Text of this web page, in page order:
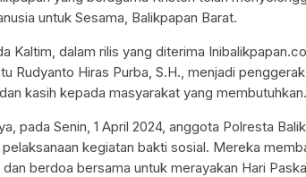
untuk Sesama, Balikpapan Barat.
Kaltim, dalam rilis yang diterima
Rudyanto Hiras Purba, S.H., menjadi
kasih kepada masyarakat yang membutuhkan.
pada Senin, 1 April 2024, anggota Polresta
kegiatan bakti sosial. Mereka
berdoa bersama untuk merayakan Hari